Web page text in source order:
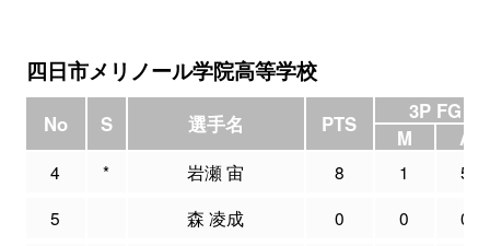
四日市メリノール学院高等学校
No S 選手名 PTS
3P FG
M
A
4 * 岩瀬 宙 8 1
5
5
森 凌成 0 0
0